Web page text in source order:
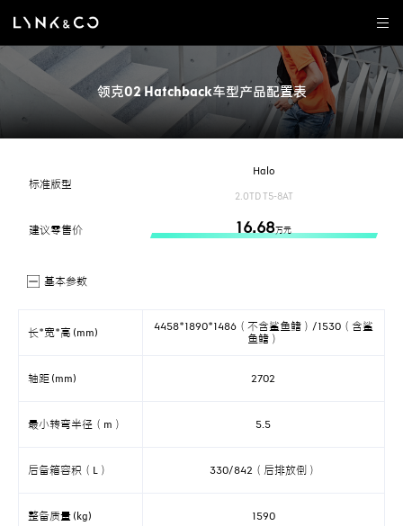
领克02 Hatchback车型产品配置表
标准版型
建议零售价
Halo
2.0TD T5-8AT
16.68万元
基本参数
长*宽*高 (mm)
4458*1890*1486（不含鲨鱼鳍）/1530（含鲨
鱼鳍）
轴距 (mm) 2702
最小转弯半径（m） 5.5
后备箱容积（L） 330/842（后排放倒）
整备质量 (kg) 1590